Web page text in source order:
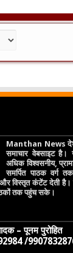
Manthan News देश
समाचार वेबसाइट है।
अधिक विश्वसनीय,
समर्पित पाठक वर्ग
विस्तृत कंटेंट देती
तक पहुंच सके।
– पूनम पुरोहित
/